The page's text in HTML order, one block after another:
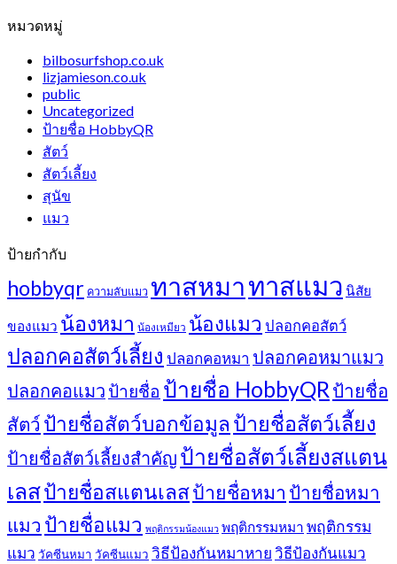
หมวดหมู่
bilbosurfshop.co.uk
lizjamieson.co.uk
public
Uncategorized
ป้ายชื่อ HobbyQR
สัตว์
สัตว์เลี้ยง
สุนัข
แมว
ป้ายกำกับ
hobbyqr ความลับแมว ทาสหมาทาสแมว นิสัย
ของแมว น้องหมา น้องเหมียว น้องแมว ปลอกคอสัตว์
ปลอกคอสัตว์เลี้ยง ปลอกคอหมา ปลอกคอหมาแมว
ปลอกคอแมว ป้ายชื่อ ป้ายชื่อ HobbyQR ป้ายชื่อ
สัตว์ ป้ายชื่อสัตว์บอกข้อมูล ป้ายชื่อสัตว์เลี้ยง
ป้ายชื่อสัตว์เลี้ยงสำคัญ ป้ายชื่อสัตว์เลี้ยงสแตน
เลสป้ายชื่อสแตนเลสป้ายชื่อหมา ป้ายชื่อหมา
แมว ป้ายชื่อแมว พฤติกรรมน้องแมว พฤติกรรมหมา พฤติกรรม
แมว วัคซีนหมา วัคซีนแมว วิธีป้องกันหมาหายวิธีป้องกันแมว